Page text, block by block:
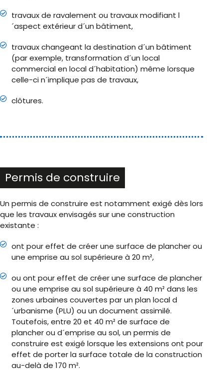
travaux de ravalement ou travaux modifiant l
´aspect extérieur d´un bâtiment,
travaux changeant la destination d´un bâtiment
(par exemple, transformation d´un local
commercial en local d´habitation) même lorsque
celle-ci n´implique pas de travaux,
clôtures.
Permis de construire
Un permis de construire est notamment exigé dès lors
que les travaux envisagés sur une construction
existante :
ont pour effet de créer une surface de plancher ou
une emprise au sol supérieure à 20 m²,
ou ont pour effet de créer une surface de plancher
ou une emprise au sol supérieure à 40 m² dans les
zones urbaines couvertes par un plan local d
´urbanisme (PLU) ou un document assimilé.
Toutefois, entre 20 et 40 m² de surface de
plancher ou d´emprise au sol, un permis de
construire est exigé lorsque les extensions ont pour
effet de porter la surface totale de la construction
au-delà de 170 m².